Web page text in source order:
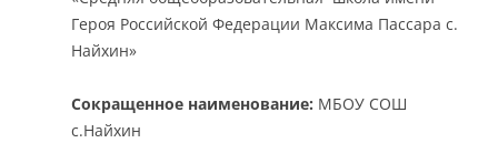
Героя Российской Федерации Максима Пассара с.
Найхин»
Сокращенное наименование: МБОУ СОШ
с.Найхин